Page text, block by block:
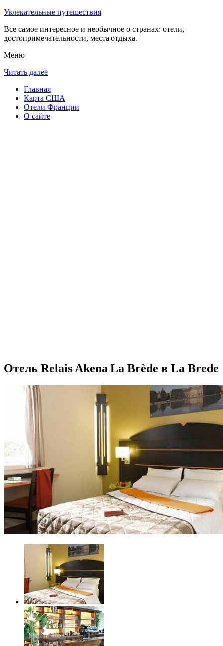
Увлекательные путешествия
Все самое интересное и необычное о странах: отели,
достопримечательности, места отдыха.
Меню
Читать далее
Главная
Карта США
Отели Франции
О сайте
Отель Relais Akena La Brède в La Brede